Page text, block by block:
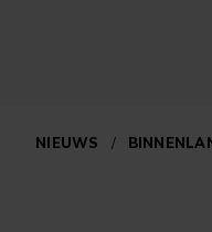
NIEUWS /